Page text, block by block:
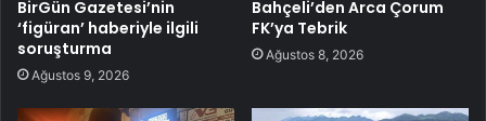
BirGün Gazetesi’nin
‘figüran’ haberiyle ilgili
soruşturma
Ağustos 9, 2026
Bahçeli’den Arca Çorum
FK’ya Tebrik
Ağustos 8, 2026